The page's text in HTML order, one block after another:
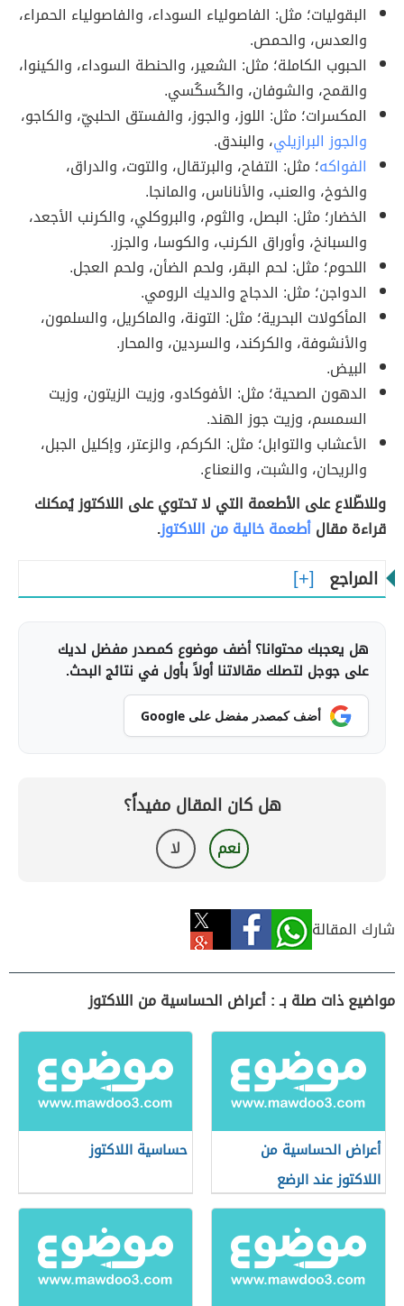
البقوليات؛ مثل: الفاصولياء السوداء، والفاصولياء الحمراء،
والعدس، والحمص.
الحبوب الكاملة؛ مثل: الشعير، والحنطة السوداء، والكينوا،
والقمح، والشوفان، والكُسكُسي.
المكسرات؛ مثل: اللوز، والجوز، والفستق الحلبيّ، والكاجو،
والجوز البرازيلي، والبندق.
الفواكه؛ مثل: التفاح، والبرتقال، والتوت، والدراق،
والخوخ، والعنب، والأناناس، والمانجا.
الخضار؛ مثل: البصل، والثوم، والبروكلي، والكرنب الأجعد،
والسبانخ، وأوراق الكرنب، والكوسا، والجزر.
اللحوم؛ مثل: لحم البقر، ولحم الضأن، ولحم العجل.
الدواجن؛ مثل: الدجاج والديك الرومي.
المأكولات البحرية؛ مثل: التونة، والماكريل، والسلمون،
والأنشوفة، والكركند، والسردين، والمحار.
البيض.
الدهون الصحية؛ مثل: الأفوكادو، وزيت الزيتون، وزيت
السمسم، وزيت جوز الهند.
الأعشاب والتوابل؛ مثل: الكركم، والزعتر، وإكليل الجبل،
والريحان، والشبت، والنعناع.
وللاطّلاع على الأطعمة التي لا تحتوي على اللاكتوز يُمكنك
قراءة مقالأطعمة خالية من اللاكتوز.
المراجع
هل يعجبك محتوانا؟ أضف موضوع كمصدر مفضل لديك
على جوجل لتصلك مقالاتنا أولاً بأول في نتائج البحث.
أضف كمصدر مفضل على Google
هل كان المقال مفيداً؟
نعم لا
شارك المقالة
مواضيع ذات صلة بـ : أعراض الحساسية من اللاكتوز
أعراض الحساسية من
اللاكتوز عند الرضع
حساسية اللاكتوز